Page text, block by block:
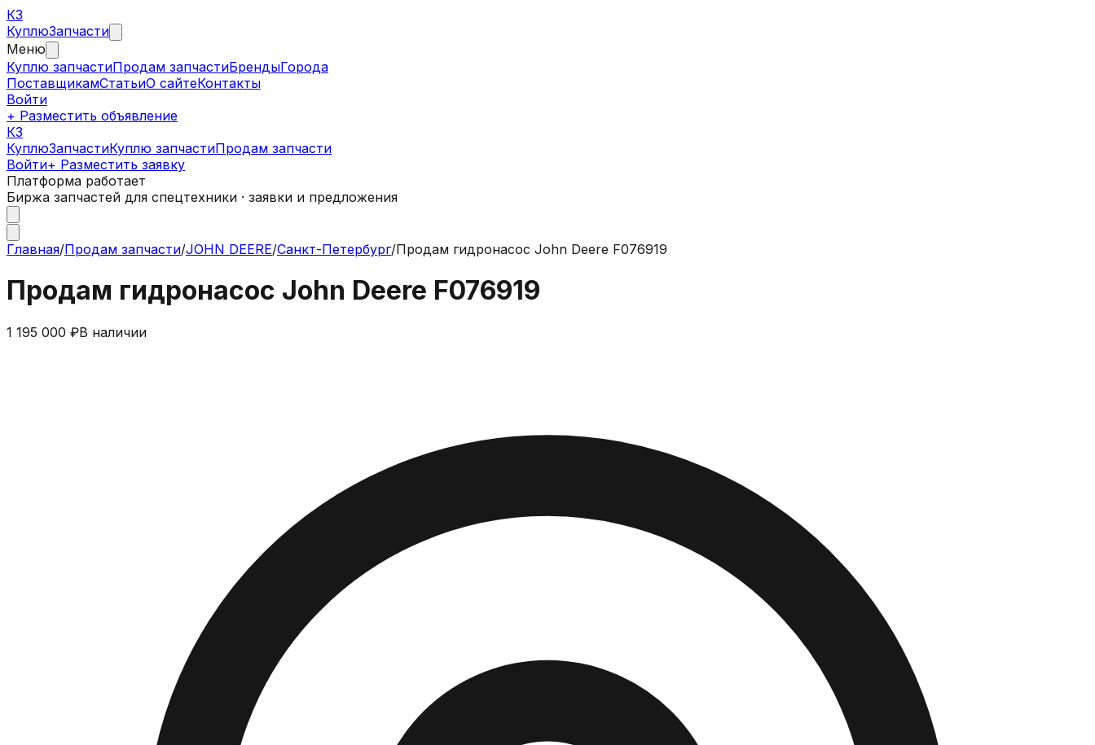
КЗ
КуплюЗапчасти
Меню
Куплю запчастиПродам запчастиБрендыГорода
ПоставщикамСтатьиО сайтеКонтакты
Войти
+ Разместить объявление
КЗ
КуплюЗапчастиКуплю запчастиПродам запчасти
Войти+ Разместить заявку
Платформа работает
Биржа запчастей для спецтехники · заявки и предложения
Главная/Продам запчасти/JOHN DEERE/Санкт-Петербург/Продам гидронасос John Deere F076919
Продам гидронасос John Deere F076919
1 195 000 ₽В наличии